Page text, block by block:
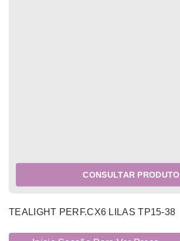
CONSULTAR PRODUTO
TEALIGHT PERF.CX6 LILAS TP15-38